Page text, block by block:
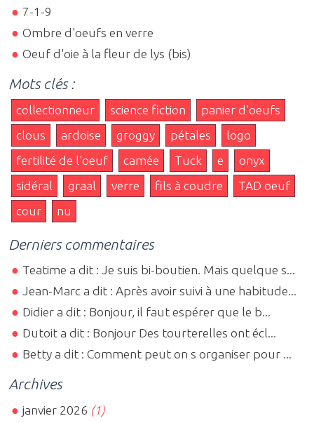
7-1-9
Ombre d'oeufs en verre
Oeuf d'oie à la fleur de lys (bis)
Mots clés :
collectionneur science fiction
panier d'oeufs
clous
ardoise groggy pétales
logo
fertilité de l'oeuf
camée Tuck e
onyx
sidéral
graal verre fils à coudre
TAD oeuf
cour
nu
Derniers commentaires
Teatime a dit : Je suis bi-boutien. Mais quelque s...
Jean-Marc a dit : Après avoir suivi à une habitude...
Didier a dit : Bonjour, il faut espérer que le b...
Dutoit a dit : Bonjour Des tourterelles ont écl...
Betty a dit : Comment peut on s organiser pour ...
Archives
janvier 2026 (1)